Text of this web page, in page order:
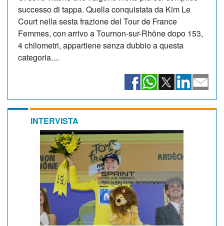
successo di tappa. Quella conquistata da Kim Le
Court nella sesta frazione del Tour de France
Femmes, con arrivo a Tournon-sur-Rhône dopo 153,
4 chilometri, appartiene senza dubbio a questa
categoria....
INTERVISTA